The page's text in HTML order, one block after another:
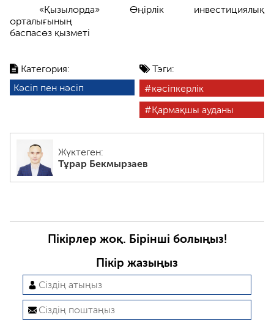
Категория:
Кәсіп пен нәсіп
Тэги:
кәсіпкерлік
Қармақшы ауданы
Жүктеген:
Тұрар Бекмырзаев
«Қызылорда» Өңірлік инвестициялық
орталығының
баспасөз қызметі
Пікірлер жоқ. Бірінші болыңыз!
Пікір жазыңыз